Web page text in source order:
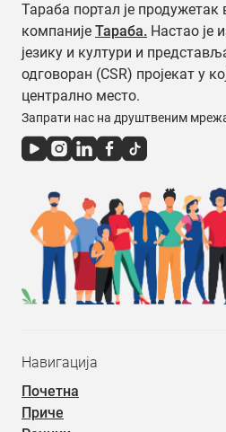
Тараба портал је продужетак
компаније Тараба. Настао је
језику и култури и
одговоран (CSR) пројекат у
централно место.
Запрати нас на друштвеним
Навигација
Почетна
Приче